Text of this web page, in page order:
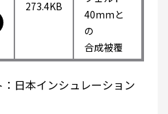
273.4KB
40mmと
の
合成被覆
日本インシュレーション